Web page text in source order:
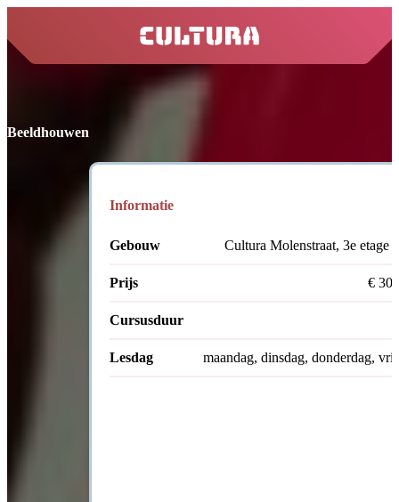
home
Beeldhouwen
Informatie
Gebouw Cultura Molenstraat, 3e etage
Prijs €
Cursusduur
Lesdag maandag, dinsdag, donderdag,